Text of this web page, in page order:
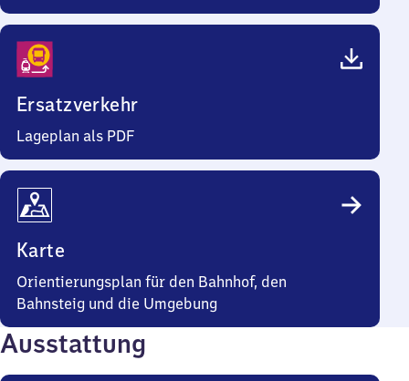
Ersatzverkehr
Lageplan als PDF
Karte
Orientierungsplan für den Bahnhof, den
Bahnsteig und die Umgebung
Ausstattung